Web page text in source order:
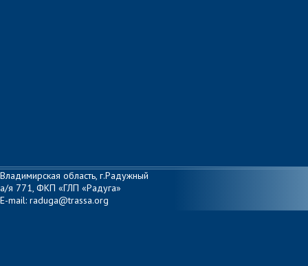
Владимирская область, г.Радужный
а/я 771, ФКП «ГЛП «Радуга»
E-mail: raduga@trassa.org